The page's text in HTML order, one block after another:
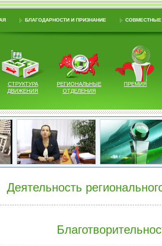
БЛАГОДАРНОСТИ И ПРИЗНАНИЕ СОВМЕСТНЫЕ
СТРУКТУРА
ДВИЖЕНИЯ
РЕГИОНАЛЬНЫЕ
ОТДЕЛЕНИЯ
ПРЕМИЯ
Деятельность